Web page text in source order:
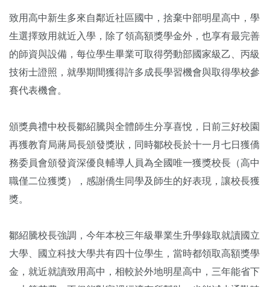
致用高中新生多來自鄰近社區國中，捨棄中部明星高中，學
生選擇致用就近入學，除了領高額獎學金外，也享有最完善
的師資與設備，每位學生畢業可取得勞動部國家級乙、丙級
技術士證照，就學期間獲得許多成長學習機會與取得學校參
賽代表機會。
頒獎典禮中校長鄒紹騰與全體師生分享喜悅，日前三好校園
再獲教育局蔣局長頒發獎狀，同時鄒校長於十一月七日獲僑
務委員會頒發資深優良輔導人員為全國唯一獲獎校長（高中
職僅二位獲獎），感謝僑生同學及師生的好表現，讓校長獲
獎。
鄒紹騰校長強調，今年本校三年級畢業生升學錄取就讀國立
大學、國立科技大學共有四十位學生，當時都領取高額獎學
金，就近就讀致用高中，相較於外地明星高中，三年能省下